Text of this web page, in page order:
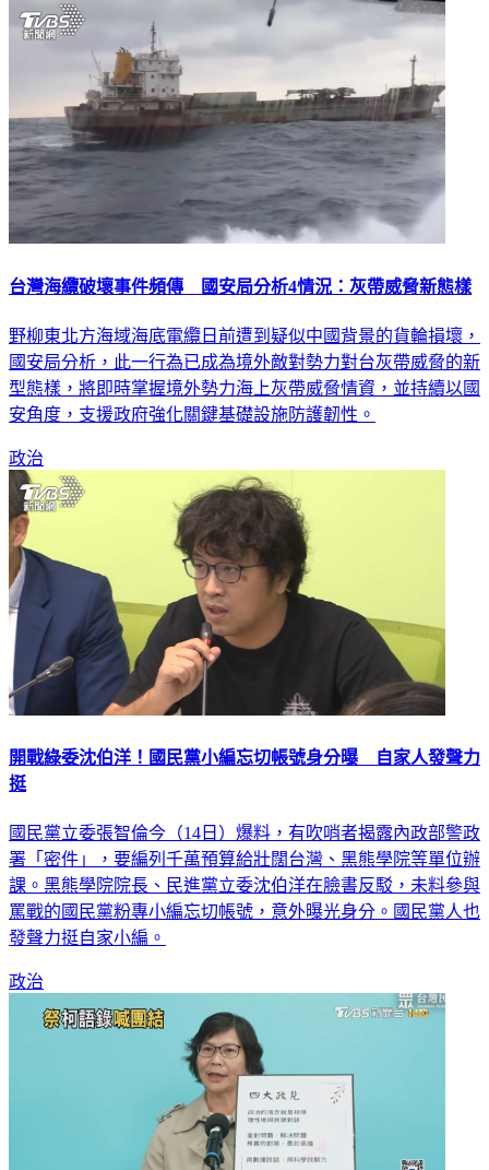
台灣海纜破壞事件頻傳 國安局分析4情況：灰帶威脅新態樣
野柳東北方海域海底電纜日前遭到疑似中國背景的貨輪損壞，
國安局分析，此一行為已成為境外敵對勢力對台灰帶威脅的新
型態樣，將即時掌握境外勢力海上灰帶威脅情資，並持續以國
安角度，支援政府強化關鍵基礎設施防護韌性。
政治
開戰綠委沈伯洋！國民黨小編忘切帳號身分曝 自家人發聲力
挺
國民黨立委張智倫今（14日）爆料，有吹哨者揭露內政部警政
署「密件」，要編列千萬預算給壯闊台灣、黑熊學院等單位辦
課。黑熊學院院長、民進黨立委沈伯洋在臉書反駁，未料參與
罵戰的國民黨粉專小編忘切帳號，意外曝光身分。國民黨人也
發聲力挺自家小編。
政治